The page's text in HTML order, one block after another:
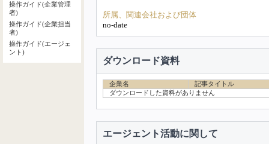
操作ガイド(企業管理
者)
操作ガイド(企業担当
者)
操作ガイド(エージェ
ント)
所属、関連会社および団体
no-date
ダウンロード資料
企業名
記事タイトル
ダウンロードした資料がありません
エージェント活動に関して